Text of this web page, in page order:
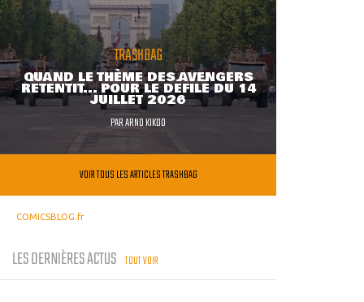
TRASHBAG
QUAND LE THÈME DES AVENGERS
RETENTIT... POUR LE DÉFILÉ DU 14
JUILLET 2026
PARARNO KIKOO
VOIR TOUS LES ARTICLES TRASHBAG
COMICSBLOG.fr
LES DERNIÈRES ACTUS TOUT VOIR